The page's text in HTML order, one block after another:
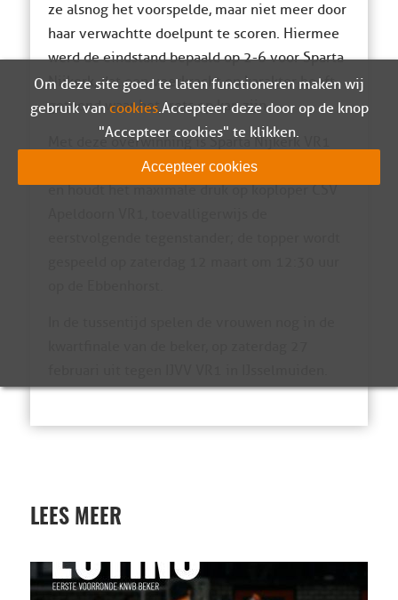
ze alsnog het voorspelde, maar niet meer door
haar verwachtte doelpunt te scoren. Hiermee
werd de eindstand bepaald op 2-6 voor Sparta
Nijkerk, dat een veerkracht en karakter heeft
getoond waar het trots op kan zijn.
Met deze overwinning is Sparta Nijkerk VR1
geklommen naar de 2e plaats in de competitie
en houdt het maximale druk op koploper CSV
LEES MEER
Om deze site goed te laten functioneren maken wij
gebruik van cookies. Accepteer deze door op de knop
"Accepteer cookies" te klikken.
Accepteer cookies